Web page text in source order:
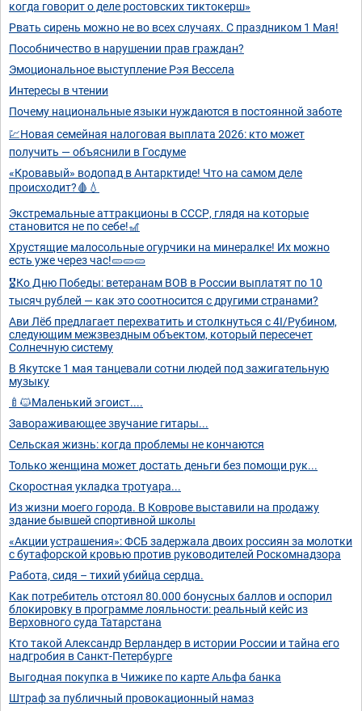
когда говорит о деле ростовских тиктокерш»
Рвать сирень можно не во всех случаях. С праздником 1 Мая!
Пособничество в нарушении прав граждан?
Эмоциональное выступление Рэя Вессела
Интересы в чтении
Почему национальные языки нуждаются в постоянной заботе
💹Новая семейная налоговая выплата 2026: кто может
получить — объяснили в Госдуме
«Кровавый» водопад в Антарктиде! Что на самом деле
происходит?🩸💧
Экстремальные аттракционы в СССР, глядя на которые
становится не по себе!🎢
Хрустящие малосольные огурчики на минералке! Их можно
есть уже через час!🥒🥒🥒
🎖️Ко Дню Победы: ветеранам ВОВ в России выплатят по 10
тысяч рублей — как это соотносится с другими странами?
Ави Лёб предлагает перехватить и столкнуться с 4I/Рубином,
следующим межзвездным объектом, который пересечет
Солнечную систему
В Якутске 1 мая танцевали сотни людей под зажигательную
музыку
🍼🐱Маленький эгоист....
Завораживающее звучание гитары...
Сельская жизнь: когда проблемы не кончаются
Только женщина может достать деньги без помощи рук...
Скоростная укладка тротуара...
Из жизни моего города. В Коврове выставили на продажу
здание бывшей спортивной школы
«Акции устрашения»: ФСБ задержала двоих россиян за молотки
с бутафорской кровью против руководителей Роскомнадзора
Работа, сидя – тихий убийца сердца.
Как потребитель отстоял 80.000 бонусных баллов и оспорил
блокировку в программе лояльности: реальный кейс из
Верховного суда Татарстана
Кто такой Александр Верландер в истории России и тайна его
надгробия в Санкт-Петербурге
Выгодная покупка в Чижике по карте Альфа банка
Штраф за публичный провокационный намаз